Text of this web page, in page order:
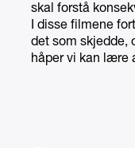
skal forstå
I disse filmene
det som skjedde,
håper vi kan lære